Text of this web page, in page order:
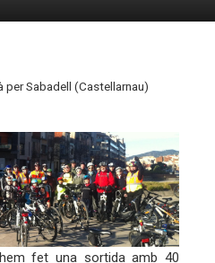
per Sabadell (Castellarnau)
fet una sortida amb 40